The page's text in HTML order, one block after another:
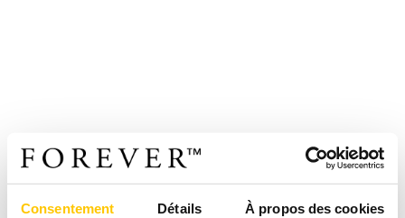
Consentement Détails À propos des cookies